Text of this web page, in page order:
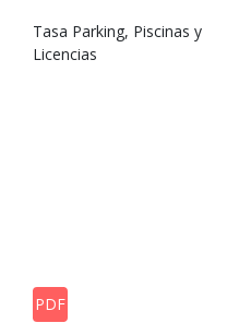
Tasa Parking, Piscinas y
Licencias
PDF